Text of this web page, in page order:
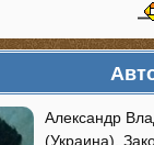
Александр
(Украина).